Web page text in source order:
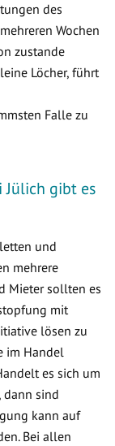
des
Wochen
zustande
Löcher, führt
Falle zu
Jülich gibt es
und
mehrere
Mieter sollten es
mit
lösen zu
im Handel
es sich um
dann sind
kann auf
Bei allen